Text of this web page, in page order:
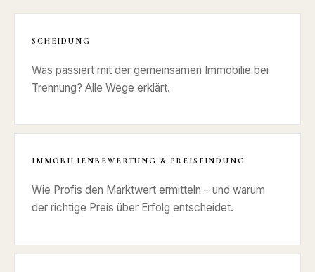
SCHEIDUNG
Was passiert mit der gemeinsamen Immobilie bei
Trennung? Alle Wege erklärt.
IMMOBILIENBEWERTUNG & PREISFINDUNG
Wie Profis den Marktwert ermitteln – und warum
der richtige Preis über Erfolg entscheidet.